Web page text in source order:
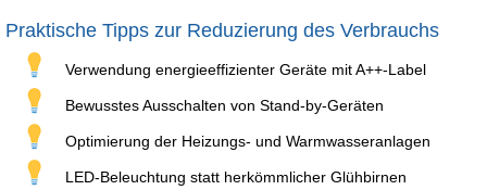
Praktische Tipps zur Reduzierung des Verbrauchs
Verwendung energieeffizienter Geräte mit A++-Label
Bewusstes Ausschalten von Stand-by-Geräten
Optimierung der Heizungs- und Warmwasseranlagen
LED-Beleuchtung statt herkömmlicher Glühbirnen